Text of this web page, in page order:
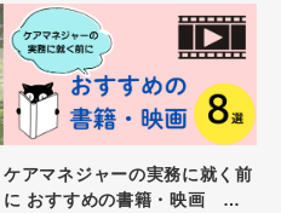
ケアマネジャーの実務に就く前
に おすすめの書籍・映画 ８